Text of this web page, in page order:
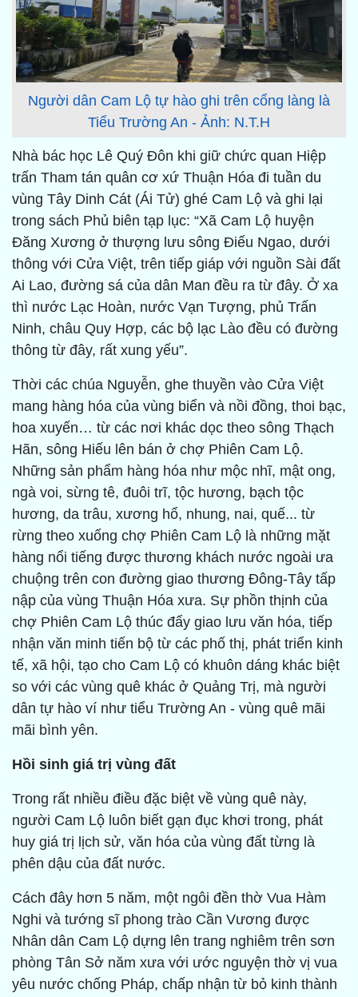
Người dân Cam Lộ tự hào ghi trên cổng làng là
Tiểu Trường An - Ảnh: N.T.H
Nhà bác học Lê Quý Đôn khi giữ chức quan Hiệp
trấn Tham tán quân cơ xứ Thuận Hóa đi tuần du
vùng Tây Dinh Cát (Ái Tử) ghé Cam Lộ và ghi lại
trong sách Phủ biên tạp lục: “Xã Cam Lộ huyện
Đăng Xương ở thượng lưu sông Điếu Ngao, dưới
thông với Cửa Việt, trên tiếp giáp với nguồn Sài đất
Ai Lao, đường sá của dân Man đều ra từ đây. Ở xa
thì nước Lạc Hoàn, nước Vạn Tượng, phủ Trấn
Ninh, châu Quy Hợp, các bộ lạc Lào đều có đường
thông từ đây, rất xung yếu”.
Thời các chúa Nguyễn, ghe thuyền vào Cửa Việt
mang hàng hóa của vùng biển và nồi đồng, thoi bạc,
hoa xuyến… từ các nơi khác dọc theo sông Thạch
Hãn, sông Hiếu lên bán ở chợ Phiên Cam Lộ.
Những sản phẩm hàng hóa như mộc nhĩ, mật ong,
ngà voi, sừng tê, đuôi trĩ, tộc hương, bạch tộc
hương, da trâu, xương hổ, nhung, nai, quế... từ
rừng theo xuống chợ Phiên Cam Lộ là những mặt
hàng nổi tiếng được thương khách nước ngoài ưa
chuộng trên con đường giao thương Đông-Tây tấp
nập của vùng Thuận Hóa xưa. Sự phồn thịnh của
chợ Phiên Cam Lộ thúc đẩy giao lưu văn hóa, tiếp
nhận văn minh tiến bộ từ các phố thị, phát triển kinh
tế, xã hội, tạo cho Cam Lộ có khuôn dáng khác biệt
so với các vùng quê khác ở Quảng Trị, mà người
dân tự hào ví như tiểu Trường An - vùng quê mãi
mãi bình yên.
Hồi sinh giá trị vùng đất
Trong rất nhiều điều đặc biệt về vùng quê này,
người Cam Lộ luôn biết gạn đục khơi trong, phát
huy giá trị lịch sử, văn hóa của vùng đất từng là
phên dậu của đất nước.
Cách đây hơn 5 năm, một ngôi đền thờ Vua Hàm
Nghi và tướng sĩ phong trào Cần Vương được
Nhân dân Cam Lộ dựng lên trang nghiêm trên sơn
phòng Tân Sở năm xưa với ước nguyện thờ vị vua
yêu nước chống Pháp, chấp nhận từ bỏ kinh thành